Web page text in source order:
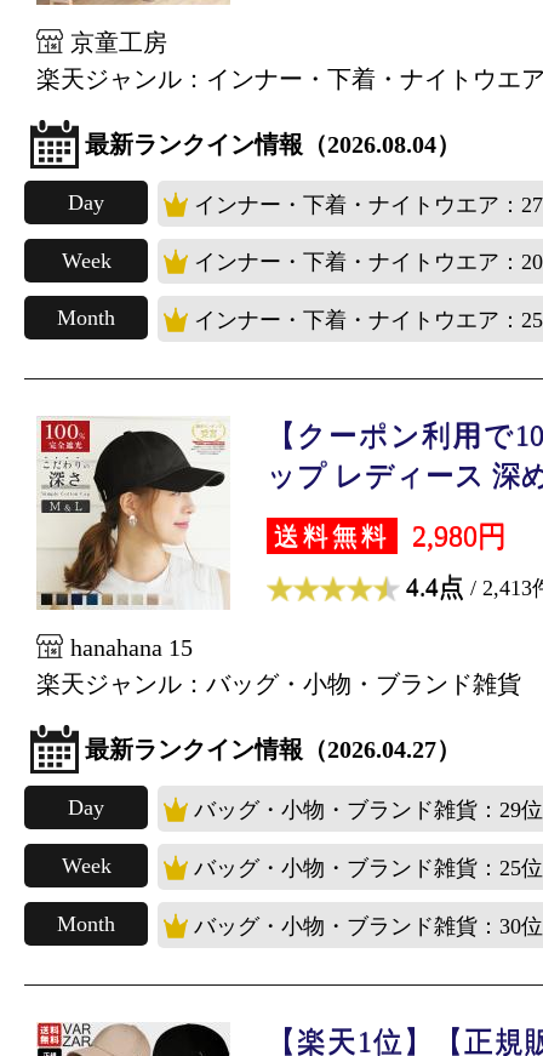
京童工房
楽天ジャンル：インナー・下着・ナイトウエ
最新ランクイン情報（2026.08.04）
Day インナー・下着・ナイトウエア：
Week インナー・下着・ナイトウエア：
Month インナー・下着・ナイトウエア：
【クーポン利用で
ップ レディース 深
送料無料 2,980円
4.4点 / 2,413
hanahana 15
楽天ジャンル：バッグ・小物・ブランド雑貨
最新ランクイン情報（2026.04.27）
Day バッグ・小物・ブランド雑貨：29位
Week バッグ・小物・ブランド雑貨：25位
Month バッグ・小物・ブランド雑貨：30位
【楽天1位】【正